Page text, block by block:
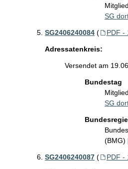
SG
SG2406240084 ( PDF -
Adressatenkreis:
Versendet am
Bundestag
SG
(BMG)
SG2406240087 ( PDF -